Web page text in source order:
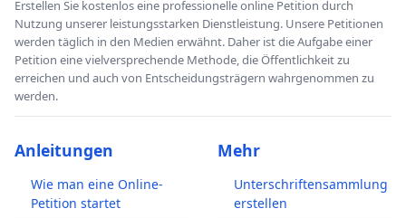
Erstellen Sie kostenlos eine professionelle online Petition durch
Nutzung unserer leistungsstarken Dienstleistung. Unsere Petitionen
werden täglich in den Medien erwähnt. Daher ist die Aufgabe einer
Petition eine vielversprechende Methode, die Öffentlichkeit zu
erreichen und auch von Entscheidungsträgern wahrgenommen zu
werden.
Anleitungen
Wie man eine Online-
Petition startet
Mehr
Unterschriftensammlung
erstellen